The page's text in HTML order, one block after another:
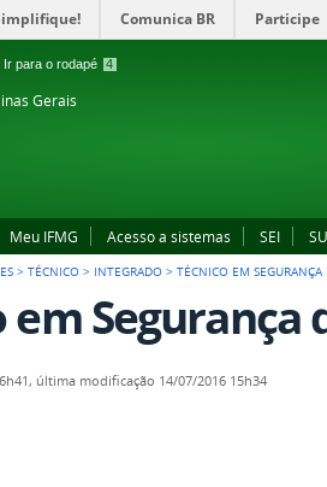
Ir para o rodapé 4
Comunica BR Participe
Gerais
Meu IFMG Acesso a sistemas SEI
>TÉCNICO > INTEGRADO >TÉCNICO EM
em Segurança
última modificação 14/07/2016 15h34